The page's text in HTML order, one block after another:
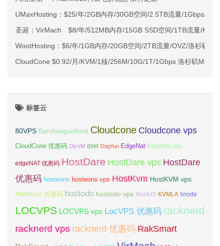
UMaxHosting：$25/年/2GB内存/30GB空间/2.5TB流量/1Gbps/
圣诞：VirMach $8/年/512MB内存/15GB SSD空间/1TB流量/
WootHosting：$6/年/1GB内存/20GB空间/2TB流量/OVZ/洛杉矶
CloudCone $0.92/月/KVM/1核/256M/10G/1T/1Gbps 洛杉矶MC
标签云
80VPS Bandwagonhost Cloudcone Cloudcone vps
CloudCone 优惠码 DiyVM dmit DogYun EdgeNat EdgeNat vps
edgeNAT 优惠码 HostDare HostDare vps HostDare
优惠码 hosteons hosteons vps HostKvm HostKVM vps
HostKvm 优惠码 hostodo hostodo vps HostUS KVMLA linode
LOCVPS LOCVPS vps LocVPS 优惠码 racknerd
racknerd vps racknerd 优惠码 RakSmart